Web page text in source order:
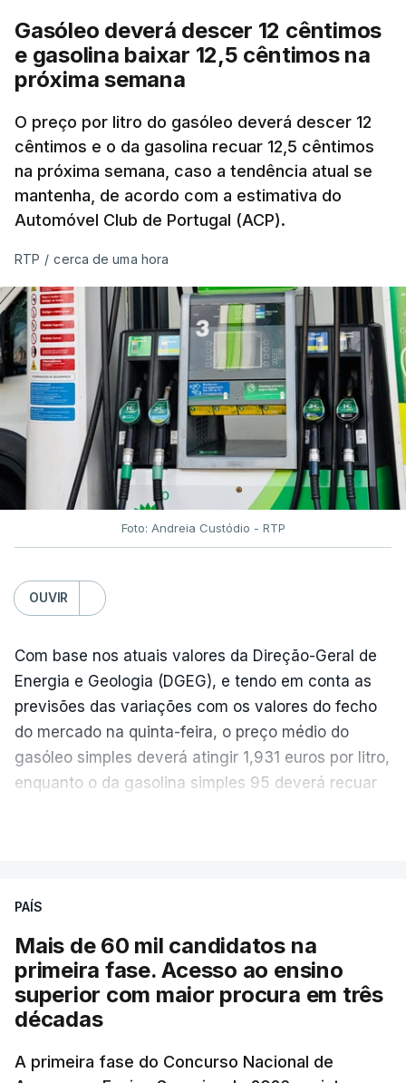
Gasóleo deverá descer 12 cêntimos
e gasolina baixar 12,5 cêntimos na
próxima semana
O preço por litro do gasóleo deverá descer 12
cêntimos e o da gasolina recuar 12,5 cêntimos
na próxima semana, caso a tendência atual se
mantenha, de acordo com a estimativa do
Automóvel Club de Portugal (ACP).
RTP / cerca de uma hora
Foto: Andreia Custódio - RTP
OUVIR
Com base nos atuais valores da Direção-Geral de
Energia e Geologia (DGEG), e tendo em conta as
previsões das variações com os valores do fecho
do mercado na quinta-feira, o preço médio do
gasóleo simples deverá atingir 1,931 euros por litro,
enquanto o da gasolina simples 95 deverá recuar
evolução das cotações internacionais do petróleo,
posto de abastecimento, a marca e a localização.
A atualização do desconto do Imposto sobre os
Produtos Petrolíferos (ISP) também poderá
PAÍS
Mais de 60 mil candidatos na
primeira fase. Acesso ao ensino
superior com maior procura em três
décadas
A primeira fase do Concurso Nacional de